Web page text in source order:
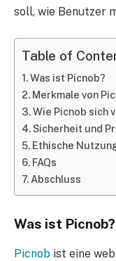
soll, wie Benutzer
Table of
Was ist Picnob?
Merkmale von
Wie Picnob sich
Sicherheit und
Ethische
FAQs
Abschluss
Was ist Picnob?
Picnob ist eine